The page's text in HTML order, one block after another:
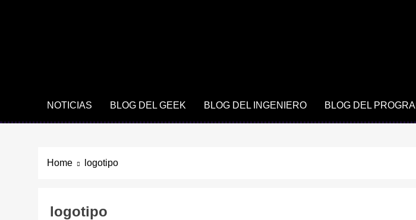
NOTICIAS BLOG DEL GEEK BLOG DEL INGENIERO BLOG DEL
Home logotipo
logotipo